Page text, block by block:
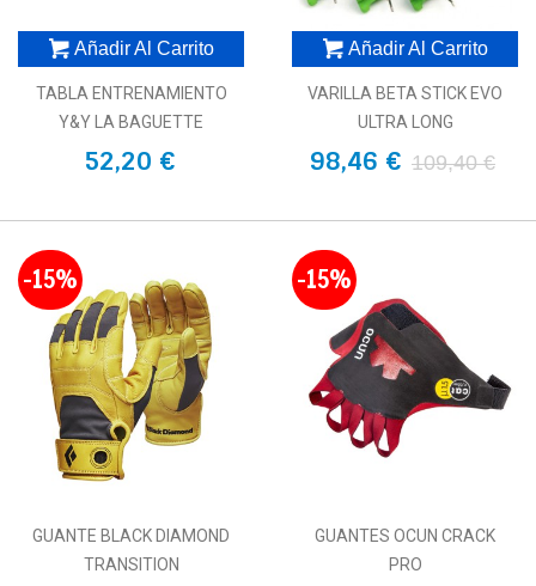
Añadir Al Carrito
TABLA ENTRENAMIENTO
Y&Y LA BAGUETTE
52,20 €
Añadir Al Carrito
VARILLA BETA STICK EVO
ULTRA LONG
98,46 € 109,40 €
-15%
GUANTE BLACK DIAMOND
TRANSITION
-15%
GUANTES OCUN CRACK
PRO